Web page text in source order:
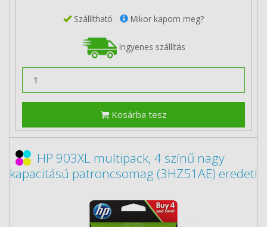
Szállítható Mikor kapom meg?
Ingyenes szállítás
Kosárba tesz
HP 903XL multipack, 4 színű nagy
kapacitású patroncsomag (3HZ51AE) eredeti